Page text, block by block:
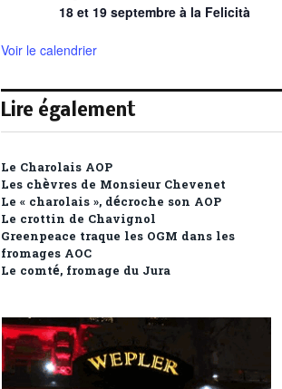
18 et 19 septembre à la Felicità
Voir le calendrier
Lire également
Le Charolais AOP
Les chèvres de Monsieur Chevenet
Le « charolais », décroche son AOP
Le crottin de Chavignol
Greenpeace traque les OGM dans les
fromages AOC
Le comté, fromage du Jura